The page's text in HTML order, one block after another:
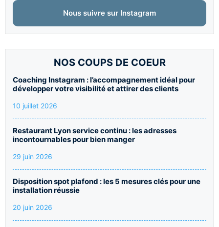
Nous suivre sur Instagram
NOS COUPS DE COEUR
Coaching Instagram : l’accompagnement idéal pour
développer votre visibilité et attirer des clients
10 juillet 2026
Restaurant Lyon service continu : les adresses
incontournables pour bien manger
29 juin 2026
Disposition spot plafond : les 5 mesures clés pour une
installation réussie
20 juin 2026